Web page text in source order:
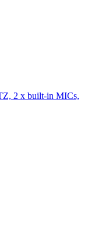
2 x built-in MICs,